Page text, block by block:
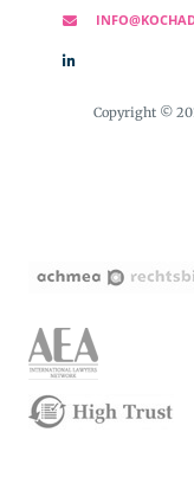
+31
Copyright ©